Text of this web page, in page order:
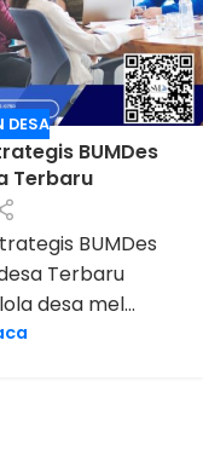
DESA
BUMDes
Terbaru
BUMDes
Terbaru
desa mel...